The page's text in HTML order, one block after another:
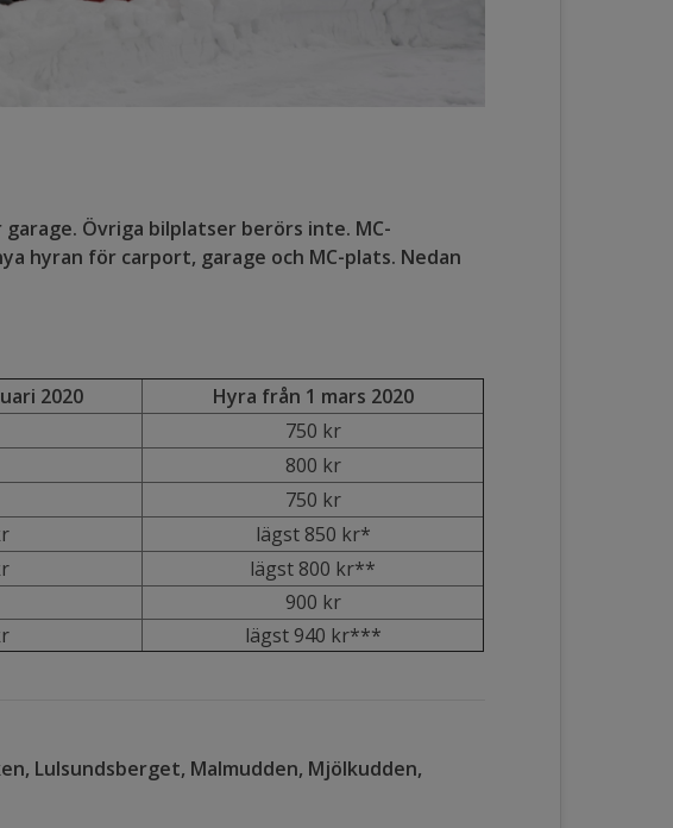
Övriga bilplatser berörs inte. MC-
hyran för carport, garage och MC-plats. Nedan
2020
Hyra från 1 mars 2020
750 kr
800 kr
750 kr
lägst 850 kr*
lägst 800 kr**
900 kr
lägst 940 kr***
Lulsundsberget, Malmudden, Mjölkudden,